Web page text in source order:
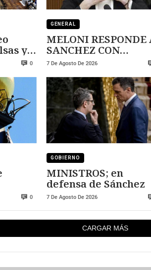
y
0
GENERAL
MELONI RESPONDE
SANCHEZ CON
DUREZA
7 De Agosto De 2026
0
GOBIERNO
MINISTROS; en
defensa de Sánchez
7 De Agosto De 2026
CARGAR MÁS